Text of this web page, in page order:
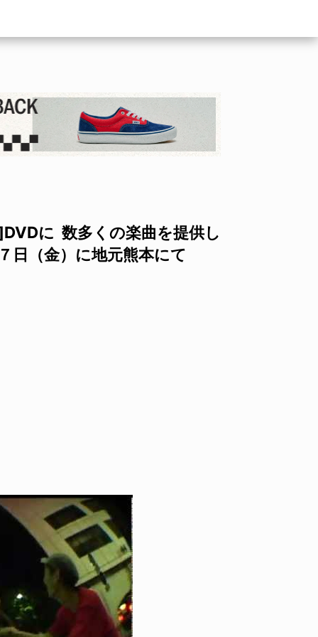
に 数多くの楽曲を提供し
日（金）に地元熊本にて